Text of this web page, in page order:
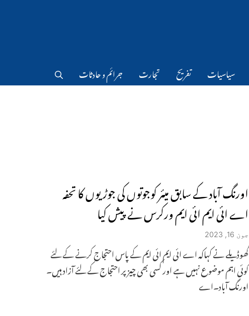
سیاسیات تفریح تجارت جرائم و حادثات
اورنگ آباد کے سابق میئر کوجوتوں کی جوڑیوں کا تحفہ
اے ائی ایم ائی ایم ورکرس نے پیش کیا
جون 16, 2023
گھوڈیلے نے کہاکہ اے ائی ایم ائی ایم کے پاس احتجاج کرنے کے لئے
کوئی اہم موضوع نہیں ہے اور کسی بھی چیز پر احتجاج کے لئے آزاد ہیں۔
اورنگ آباد۔اے